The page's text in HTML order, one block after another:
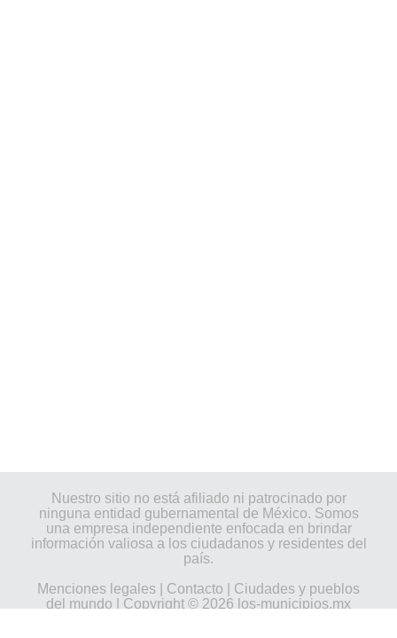
Nuestro sitio no está afiliado ni patrocinado por
ninguna entidad gubernamental de México. Somos
una empresa independiente enfocada en brindar
información valiosa a los ciudadanos y residentes del
país.
Menciones legales
Contacto
Ciudades y pueblos
del mundo | Copyright © 2026 los-municipios.mx